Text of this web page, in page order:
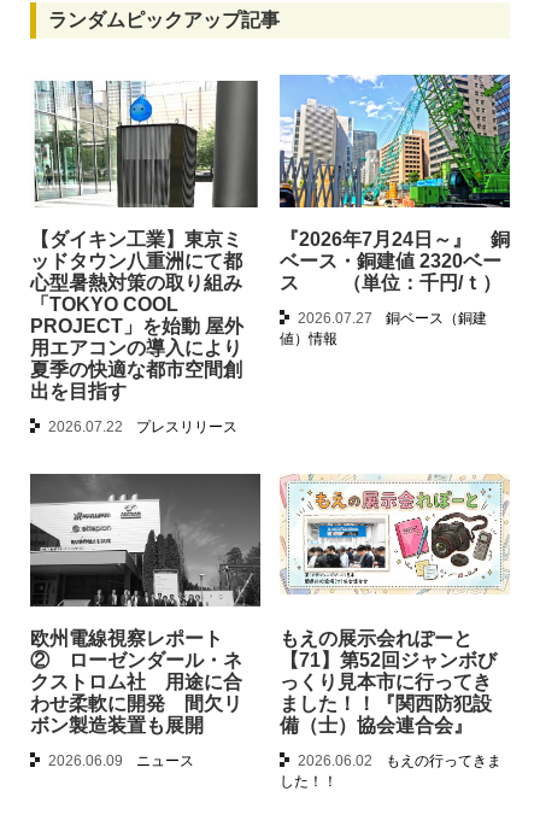
ランダムピックアップ記事
【ダイキン工業】東京ミ
ッドタウン八重洲にて都
心型暑熱対策の取り組み
「TOKYO COOL
PROJECT」を始動 屋外
用エアコンの導入により
夏季の快適な都市空間創
出を目指す
2026.07.22 プレスリリース
『2026年7月24日～』 銅
ベース・銅建値 2320ベー
ス （単位：千円/ｔ）
2026.07.27
銅ベース（銅建
値）情報
欧州電線視察レポート
② ローゼンダール・ネ
クストロム社 用途に合
わせ柔軟に開発 間欠リ
ボン製造装置も展開
2026.06.09 ニュース
もえの展示会れぽーと
【71】第52回ジャンボび
っくり見本市に行ってき
ました！！『関西防犯設
備（士）協会連合会』
2026.06.02
もえの行ってきま
した！！